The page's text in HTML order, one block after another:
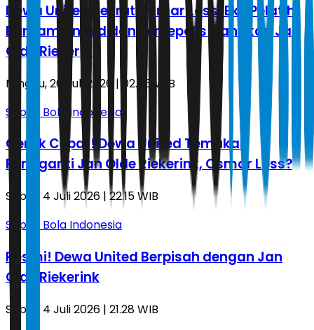
Dewa United Rekrut Osmar Loss, Eks Pelatih
Buriram United dan Persepolis Gantikan Jan
Olde Riekerink
Minggu, 26 Juli 2026 | 02.56 WIB
Sepak Bola Indonesia
Gerak Cepat! Dewa United Temukan
Pengganti Jan Olde Riekerink, Osmar Loss?
Sabtu, 4 Juli 2026 | 22.15 WIB
Sepak Bola Indonesia
Resmi! Dewa United Berpisah dengan Jan
Olde Riekerink
Sabtu, 4 Juli 2026 | 21.28 WIB